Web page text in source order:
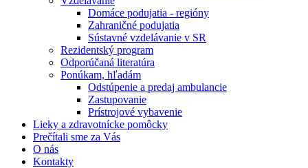
Domáce podujatia - regióny
Zahraničné podujatia
Sústavné vzdelávanie v SR
Rezidentský program
Odporúčaná literatúra
Ponúkam, hľadám
Odstúpenie a predaj ambulancie
Zastupovanie
Prístrojové vybavenie
Lieky a zdravotnícke pomôcky
Prečítali sme za Vás
O nás
Kontakty